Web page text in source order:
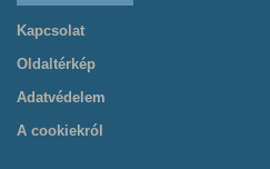
Kapcsolat
Oldaltérkép
Adatvédelem
A cookiekról